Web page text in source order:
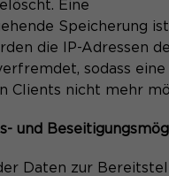
Eine
Speicherung
die IP-Adressen
sodass eine
Clients nicht mehr
und
Daten zur